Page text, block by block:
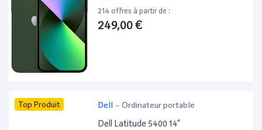
214 offres à partir de :
249,00 €
Top Produit Dell - Ordinateur portable
Dell Latitude 5400 14”